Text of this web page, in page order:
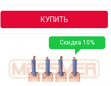
КУПИТЬ
Скидка 10%